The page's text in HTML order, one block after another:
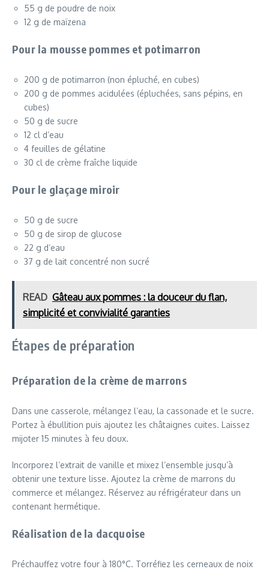
55 g de poudre de noix
12 g de maïzena
Pour la mousse pommes et potimarron
200 g de potimarron (non épluché, en cubes)
200 g de pommes acidulées (épluchées, sans pépins, en
cubes)
50 g de sucre
12 cl d’eau
4 feuilles de gélatine
30 cl de crème fraîche liquide
Pour le glaçage miroir
50 g de sucre
50 g de sirop de glucose
22 g d’eau
37 g de lait concentré non sucré
READ Gâteau aux pommes : la douceur du flan,
simplicité et convivialité garanties
Étapes de préparation
Préparation de la crème de marrons
Dans une casserole, mélangez l’eau, la cassonade et le sucre.
Portez à ébullition puis ajoutez les châtaignes cuites. Laissez
mijoter 15 minutes à feu doux.
Incorporez l’extrait de vanille et mixez l’ensemble jusqu’à
obtenir une texture lisse. Ajoutez la crème de marrons du
commerce et mélangez. Réservez au réfrigérateur dans un
contenant hermétique.
Réalisation de la dacquoise
Préchauffez votre four à 180°C. Torréfiez les cerneaux de noix